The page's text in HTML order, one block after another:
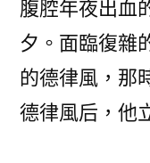
腹腔年夜出血
夕。面臨復雜
的德律風，那
德律風后，他